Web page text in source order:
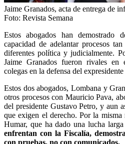
Jaime Granados, acta de entrega de
Foto: Revista Semana
Estos abogados han demostrado
capacidad de adelantar procesos
diferentes política y judicialmente.
Jaime Granados fueron rivales en
colegas en la defensa del
Estos dos abogados, Lombana y
otros procesos con Mauricio Pava,
del presidente Gustavo Petro, y aun
que exigen el derecho. Por la
Humar, que ha dado una lucha
enfrentan con la Fiscalía,
con pruebas, no con comunicados.